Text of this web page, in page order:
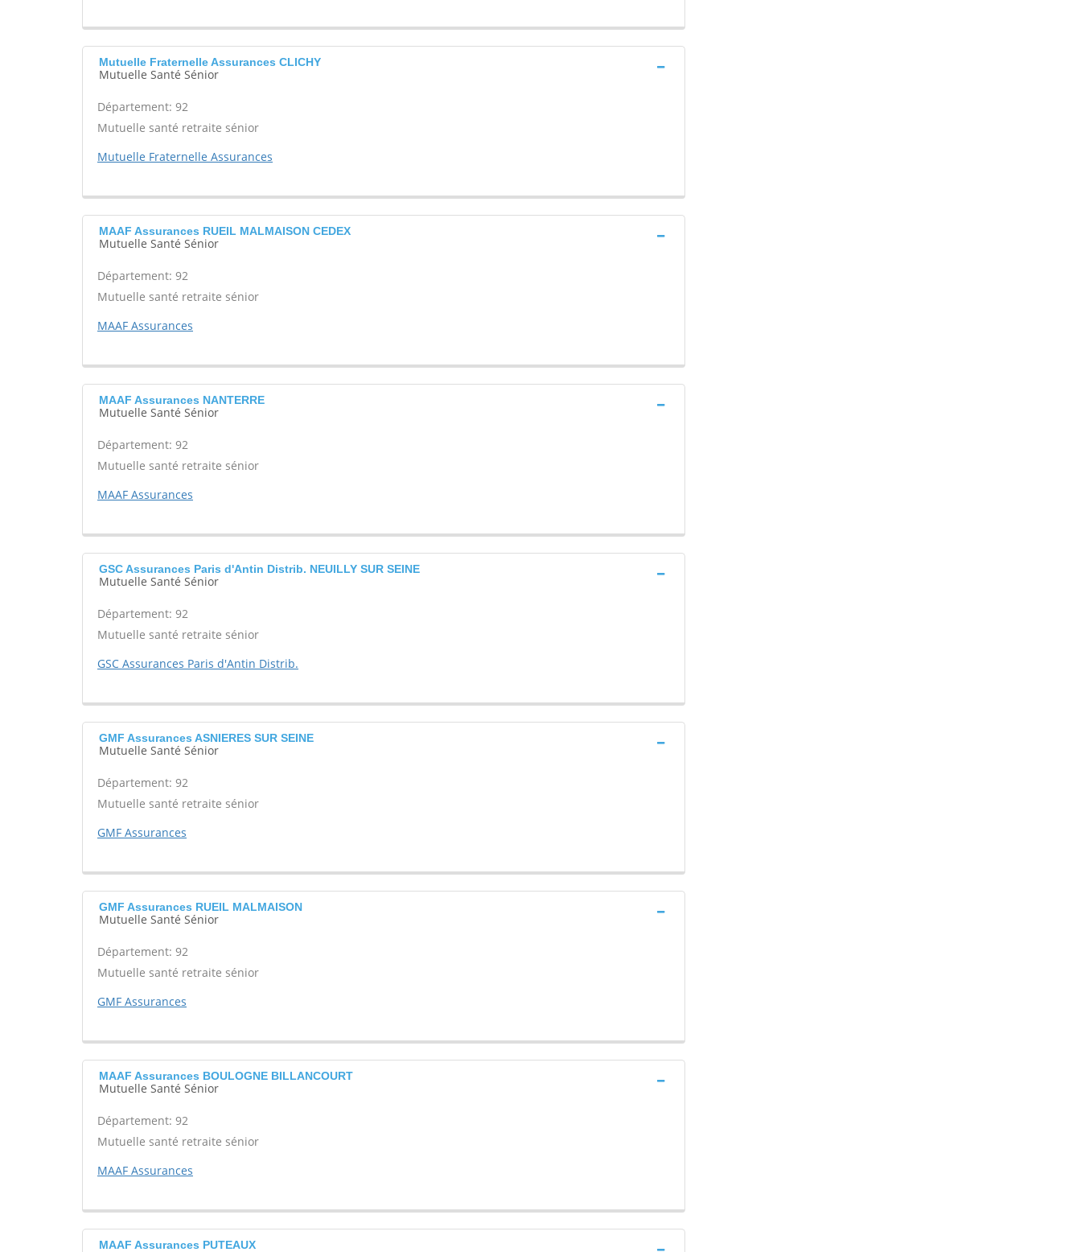
Mutuelle Fraternelle Assurances CLICHY
Mutuelle Santé Sénior
Département: 92
Mutuelle santé retraite sénior
Mutuelle Fraternelle Assurances
MAAF Assurances RUEIL MALMAISON CEDEX
Mutuelle Santé Sénior
Département: 92
Mutuelle santé retraite sénior
MAAF Assurances
MAAF Assurances NANTERRE
Mutuelle Santé Sénior
Département: 92
Mutuelle santé retraite sénior
MAAF Assurances
GSC Assurances Paris d'Antin Distrib. NEUILLY SUR SEINE
Mutuelle Santé Sénior
Département: 92
Mutuelle santé retraite sénior
GSC Assurances Paris d'Antin Distrib.
GMF Assurances ASNIERES SUR SEINE
Mutuelle Santé Sénior
Département: 92
Mutuelle santé retraite sénior
GMF Assurances
GMF Assurances RUEIL MALMAISON
Mutuelle Santé Sénior
Département: 92
Mutuelle santé retraite sénior
GMF Assurances
MAAF Assurances BOULOGNE BILLANCOURT
Mutuelle Santé Sénior
Département: 92
Mutuelle santé retraite sénior
MAAF Assurances
MAAF Assurances PUTEAUX